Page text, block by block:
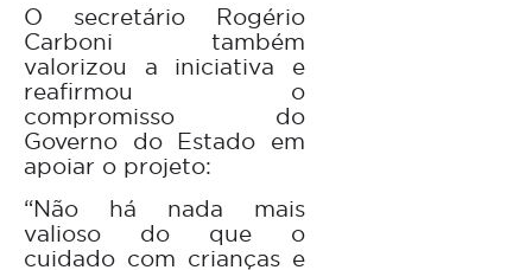
O secretário Rogério
Carboni também
valorizou a iniciativa e
reafirmou o
compromisso do
Governo do Estado em
apoiar o projeto:
“Não há nada mais
valioso do que o
cuidado com crianças e